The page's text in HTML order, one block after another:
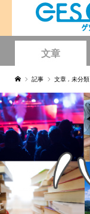
文章
記事 文章 , 未分類